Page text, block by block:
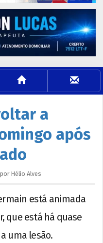
a
após
Hélio Alves
está animada
que está há quase
uma lesão.